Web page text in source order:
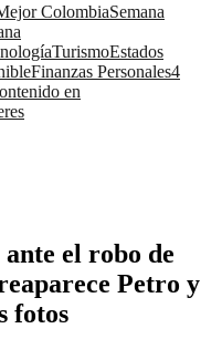
ColombiaSemana
TurismoEstados
Finanzas Personales4
en
el robo de
Petro y
fotos